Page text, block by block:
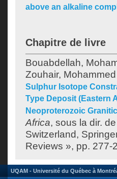
above an alkaline
Chapitre de livre
Bouabdellah,
Zouhair, Mohammed
Sulphur Isotope
Type Deposit (Eastern
Neoproterozoic
Africa, sous la dir. de
Switzerland,
Reviews », pp. 277-
UQAM - Université du Québec à